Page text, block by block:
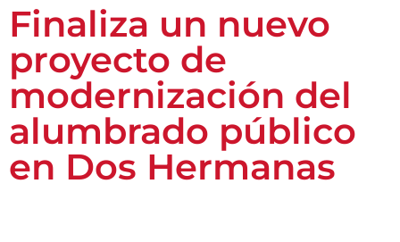
Finaliza un nuevo
proyecto de
modernización del
alumbrado público
en Dos Hermanas